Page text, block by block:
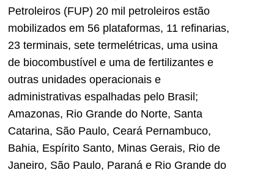
Petroleiros (FUP) 20 mil petroleiros estão
mobilizados em 56 plataformas, 11 refinarias,
23 terminais, sete termelétricas, uma usina
de biocombustível e uma de fertilizantes e
outras unidades operacionais e
administrativas espalhadas pelo Brasil;
Amazonas, Rio Grande do Norte, Santa
Catarina, São Paulo, Ceará Pernambuco,
Bahia, Espírito Santo, Minas Gerais, Rio de
Janeiro, São Paulo, Paraná e Rio Grande do